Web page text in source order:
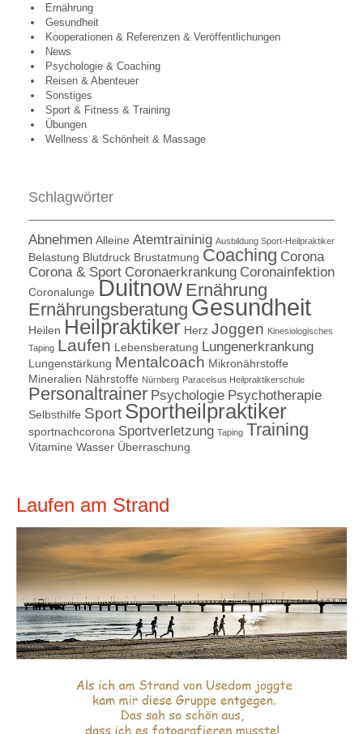
Ernährung
Gesundheit
Kooperationen & Referenzen & Veröffentlichungen
News
Psychologie & Coaching
Reisen & Abenteuer
Sonstiges
Sport & Fitness & Training
Übungen
Wellness & Schönheit & Massage
Schlagwörter
Abnehmen Alleine Atemtraininig Ausbildung Sport-Heilpraktiker
Belastung Blutdruck Brustatmung Coaching Corona
Corona & Sport Coronaerkrankung Coronainfektion
Coronalunge Duitnow Ernährung
Ernährungsberatung Gesundheit
Heilen Heilpraktiker Herz Joggen Kinesiologisches
Taping Laufen Lebensberatung Lungenerkrankung
Lungenstärkung Mentalcoach Mikronährstoffe
Mineralien Nährstoffe Nürnberg Paracelsus Heilpraktikerschule
Personaltrainer Psychologie Psychotherapie
Selbsthilfe Sport Sportheilpraktiker
sportnachcorona Sportverletzung Taping Training
Vitamine Wasser Überraschung
Laufen am Strand